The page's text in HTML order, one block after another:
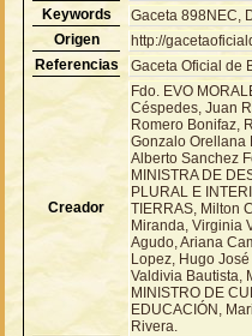
Keywords
Gaceta 898NEC,
Origen
http://
Referencias
Gaceta Oficial de
Creador
Fdo. EVO
Céspedes, Juan
Romero Bonifaz,
Gonzalo Orellana
Alberto Sanchez
MINISTRA DE
PLURAL E
TIERRAS, Milton
Miranda, Virginia
Agudo, Ariana
Lopez, Hugo
Valdivia Bautista,
MINISTRO DE
EDUCACIÓN,
Rivera.